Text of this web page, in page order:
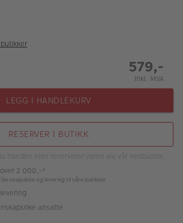
579,-
Inkl. MVA
LEGG I HANDLEKURV
RESERVER I BUTIKK
handler eller reserverer varen via vår nettbutikk.
2 000,-*
og levering til våre butikker
ansatte